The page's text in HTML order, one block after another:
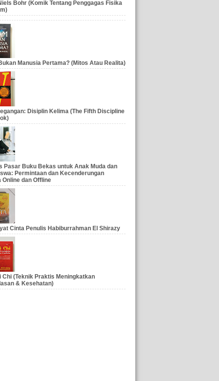
Bohr (Komik Tentang Penggagas Fisika
Manusia Pertama? (Mitos Atau Realita)
Disiplin Kelima (The Fifth Discipline
Pasar Buku Bekas untuk Anak Muda dan
Permintaan dan Kecenderungan
Online dan Offline
Cinta Penulis Habiburrahman El Shirazy
Chi (Teknik Praktis Meningkatkan
& Kesehatan)